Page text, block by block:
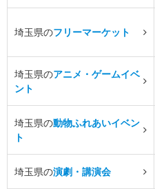
埼玉県のフリーマーケット
埼玉県のアニメ・ゲームイベ
ント
埼玉県の動物ふれあいイベン
ト
埼玉県の演劇・講演会